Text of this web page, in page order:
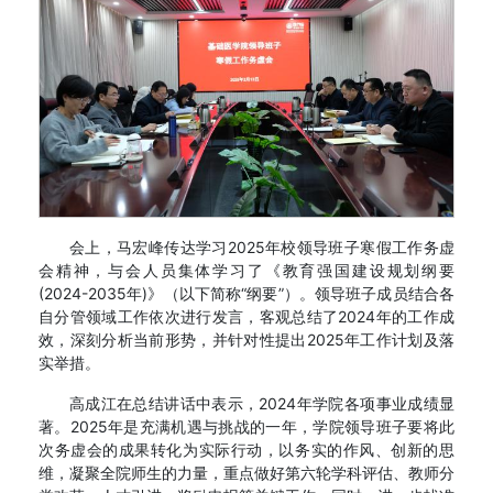
会上，马宏峰传达学习2025年校领导班子寒假工作务虚
会精神，与会人员集体学习了《教育强国建设规划纲要
(2024-2035年)》（以下简称“纲要”）。领导班子成员结合各
自分管领域工作依次进行发言，客观总结了2024年的工作成
效，深刻分析当前形势，并针对性提出2025年工作计划及落
实举措。
高成江在总结讲话中表示，2024年学院各项事业成绩显
著。2025年是充满机遇与挑战的一年，学院领导班子要将此
次务虚会的成果转化为实际行动，以务实的作风、创新的思
维，凝聚全院师生的力量，重点做好第六轮学科评估、教师分